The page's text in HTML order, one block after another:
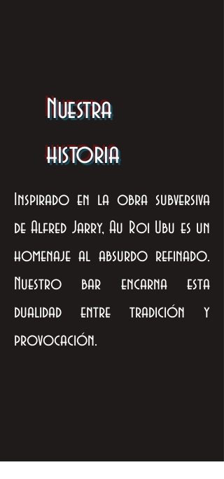
Nuestra
historia
Inspirado en la obra subversiva
de Alfred Jarry, Au Roi Ubu es un
homenaje al absurdo refinado.
Nuestro bar encarna esta
dualidad entre tradición y
provocación.